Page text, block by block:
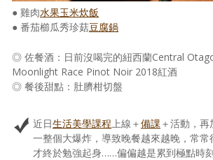
● 雞肉水果玉米炊飯
● 番茄櫛瓜秀珍菇豆腐鍋
◎ 佐餐酒：日前沒喝完的紐西蘭Central
Moonlight Race Pinot Noir 2018紅酒
◎ 餐後甜點：肚臍柑切盤
近日生活美學課程上線＋備課＋活動，再
一整個大爆炸，導致晚餐越來越晚，常
才終於勉強起身……偏偏越是累到極點時